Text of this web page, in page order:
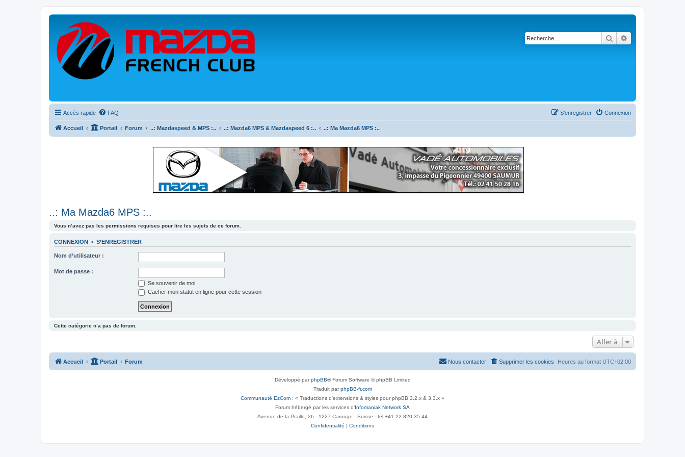
Rechercher
Accès rapide FAQ Connexion
S’enregistrer
Accueil Portail Forum ..: Mazdaspeed & MPS :.. ..: Mazda6 MPS & Mazdaspeed 6 :.. ..: Ma Mazda6 MPS :..
..: Ma Mazda6 MPS :..
Vous n’avez pas les permissions requises pour lire les sujets de ce forum.
CONNEXION • S’ENREGISTRER
Nom d’utilisateur :
Mot de passe :
Se souvenir de moi
Cacher mon statut en ligne pour cette session
Cette catégorie n’a pas de forum.
Aller à
Accueil Portail Forum Heures au format UTC+02:00
Supprimer les cookies
Nous contacter
Développé parphpBB® Forum Software © phpBB Limited
Traduit parphpBB-fr.com
Communauté EzCom : « Traductions d'extensions & styles pour phpBB 3.2.x & 3.3.x »
Forum hébergé par les services d’Infomaniak Network SA
Avenue de la Praille, 26 - 1227 Carouge - Suisse - tél +41 22 820 35 44
Confidentialité | Conditions